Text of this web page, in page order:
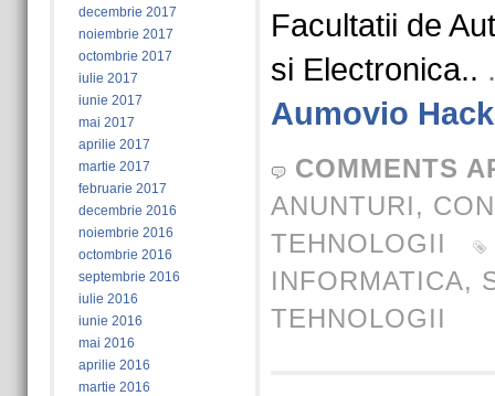
decembrie 2017
noiembrie 2017
octombrie 2017
iulie 2017
iunie 2017
mai 2017
aprilie 2017
martie 2017
februarie 2017
decembrie 2016
noiembrie 2016
octombrie 2016
septembrie 2016
iulie 2016
iunie 2016
mai 2016
aprilie 2016
martie 2016
Facultatii de
si Electronica..
Aumovio
COMMENTS
ANUNTURI,
TEHNOLOGII
INFORMATICA,
TEHNOLOGII